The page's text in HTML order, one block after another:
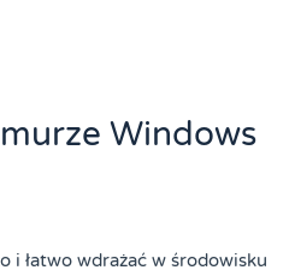
Windows
i łatwo wdrażać w środowisku